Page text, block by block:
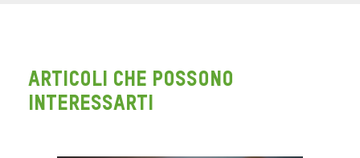
ARTICOLI CHE POSSONO
INTERESSARTI